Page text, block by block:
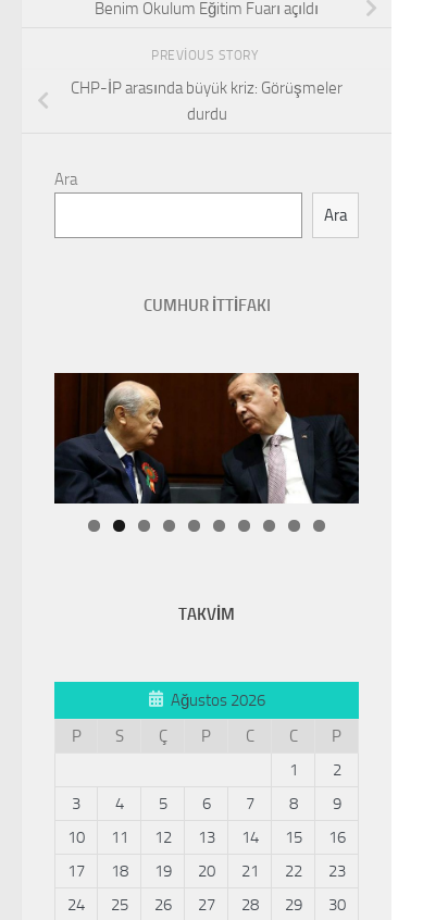
Benim Okulum Eğitim Fuarı açıldı
PREVIOUS STORY
CHP-İP arasında büyük kriz: Görüşmeler
durdu
Ara
Ara
CUMHUR İTTİFAKI
TAKVİM
Ağustos 2026
P
S Ç P C C
P
1
2
3
4 5 6 7 8
9
10
11 12 13 14 15
16
17
18 19 20 21 22
23
24
25 26 27 28 29
30